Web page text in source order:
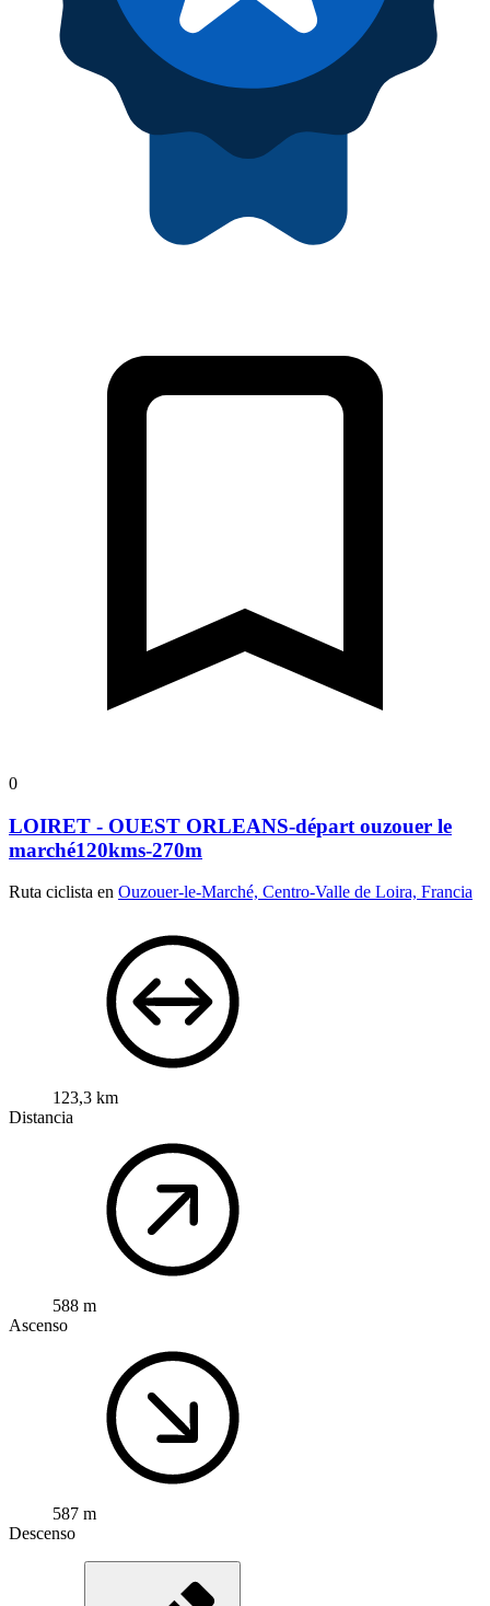
0
LOIRET - OUEST ORLEANS-départ ouzouer le
marché120kms-270m
Ruta ciclista en Ouzouer-le-Marché, Centro-Valle de Loira, Francia
123,3 km
Distancia
588 m
Ascenso
587 m
Descenso